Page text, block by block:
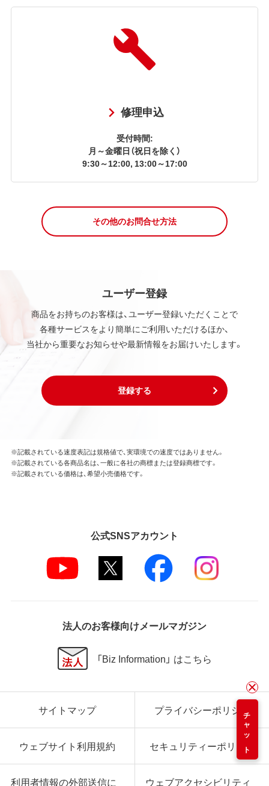
修理申込
受付時間:
月～金曜日（祝日を除く）
9:30～12:00, 13:00～17:00
その他のお問合せ方法
ユーザー登録
商品をお持ちのお客様は、ユーザー登録いただくことで
各種サービスをより簡単にご利用いただけるほか、
当社から重要なお知らせや最新情報をお届けいたします。
登録する
チャット
※記載されている速度表記は規格値で、実環境での速度ではありません。
※記載されている各商品名は、一般に各社の商標または登録商標です。
※記載されている価格は、希望小売価格です。
公式SNSアカウント
法人のお客様向けメールマガジン
「Biz Information」 はこちら
サイトマップ プライバシーポリシー
ウェブサイト利用規約 セキュリティーポリシー
利用者情報の外部送信に ウェブアクセシビリティ